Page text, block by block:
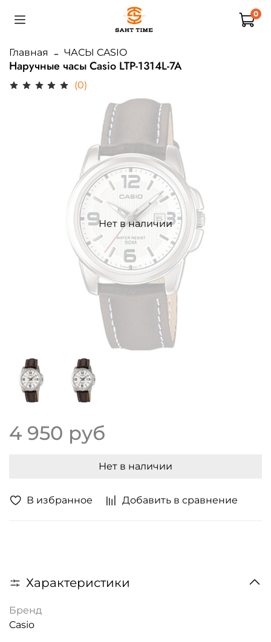
0
Главная ЧАСЫ CASIO
Наручные часы Casio LTP-1314L-7A
(0)
В избранное Добавить в сравнение
Нет в наличии
4 950 руб
Нет в наличии
Характеристики
Бренд
Casio